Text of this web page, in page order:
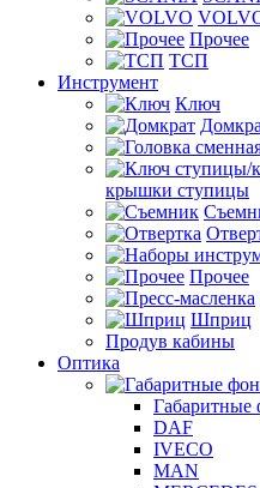
Прочее
ТСП
Инструмент
Ключ
крышки ступицы
Прочее
Шприц
Продув кабины
Оптика
Габаритные
DAF
IVECO
MAN